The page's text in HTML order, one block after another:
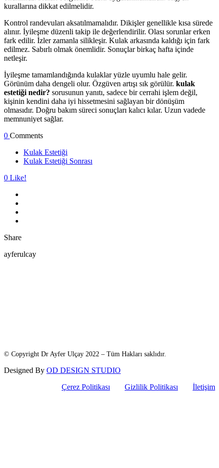
kurallarına dikkat edilmelidir.
Kontrol randevuları aksatılmamalıdır. Dikişler genellikle kısa sürede
alınır. İyileşme düzenli takip ile değerlendirilir. Olası sorunlar erken
fark edilir. İzler zamanla silikleşir. Kulak arkasında kaldığı için fark
edilmez. Sabırlı olmak önemlidir. Sonuçlar birkaç hafta içinde
netleşir.
İyileşme tamamlandığında kulaklar yüzle uyumlu hale gelir.
Görünüm daha dengeli olur. Özgüven artışı sık görülür. kulak
estetiği nedir? sorusunun yanıtı, sadece bir cerrahi işlem değil,
kişinin kendini daha iyi hissetmesini sağlayan bir dönüşüm
olmasıdır. Doğru bakım süreci sonuçları kalıcı kılar. Uzun vadede
memnuniyet sağlar.
0 Comments
Kulak Estetiği
Kulak Estetiği Sonrası
0 Like!
Share
ayferulcay
© Copyright Dr Ayfer Ulçay 2022 – Tüm Hakları saklıdır.
Designed By OD DESIGN STUDIO
Çerez Politikası
Gizlilik Politikası İletişim